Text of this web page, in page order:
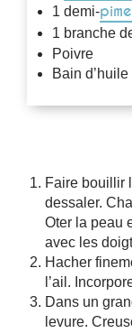
1 demi-
1 branche
Poivre
Bain
Faire bouillir
dessaler.
Oter la peau
avec les
Hacher
l’ail.
Dans un
levure.